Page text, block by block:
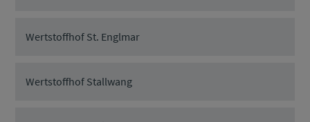
Wertstoffhof St. Englmar
Wertstoffhof Stallwang